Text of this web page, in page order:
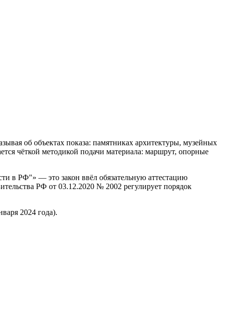
об объектах показа: памятниках архитектуры, музейных
чёткой методикой подачи материала: маршрут, опорные
в РФ"» — это закон ввёл обязательную аттестацию
РФ от 03.12.2020 № 2002 регулирует порядок
2024 года).